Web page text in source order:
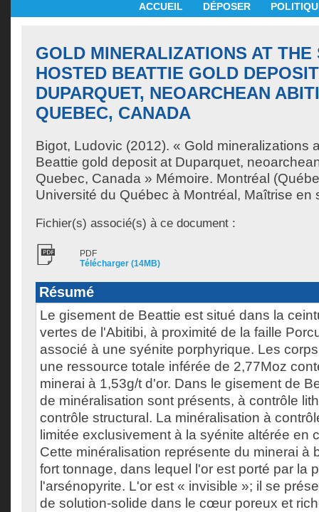
ACCUEIL DÉPOSER
GOLD MINERALIZATIONS AT THE
HOSTED BEATTIE GOLD
DUPARQUET, NEOARCHEAN
QUEBEC, CANADA
Bigot, Ludovic (2012). « Gold mineralizations
Beattie gold deposit at Duparquet,
Quebec, Canada » Mémoire. Montréal
Université du Québec à Montréal, Maîtrise en
Fichier(s) associé(s) à ce document :
PDF
Télécharger (14MB)
Résumé
Le gisement de Beattie est situé dans la
vertes de l'Abitibi, à proximité de la faille
associé à une syénite porphyrique. Les
une ressource totale inférée de 2,77Moz
minerai à 1,53g/t d'or. Dans le gisement de
de minéralisation sont présents, à contrôle
contrôle structural. La minéralisation à
limitée exclusivement à la syénite altérée en
Cette minéralisation représente du minerai à
fort tonnage, dans lequel l'or est porté par la
l'arsénopyrite. L'or est « invisible »; il se
de solution-solide dans le cœur poreux et